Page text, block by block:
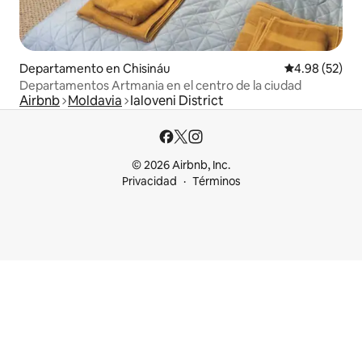
Departamento en Chisináu Calificación
4.98 (52)
Departamentos Artmania en el centro de la ciudad
Airbnb Moldavia Ialoveni District
© 2026 Airbnb, Inc.
Privacidad
Términos